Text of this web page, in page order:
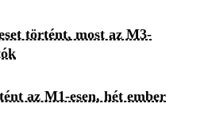
történt, most az M3-
az M1-esen, hét ember